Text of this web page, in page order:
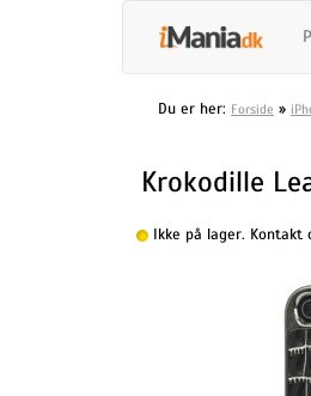
Du er her: Forside »
Krokodille
Ikke på lager. Kontakt